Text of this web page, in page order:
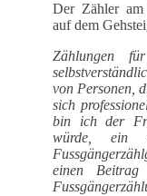
Der Zähler am
auf dem
Zählungen
von Personen,
sich
bin ich der
würde, ein
einen